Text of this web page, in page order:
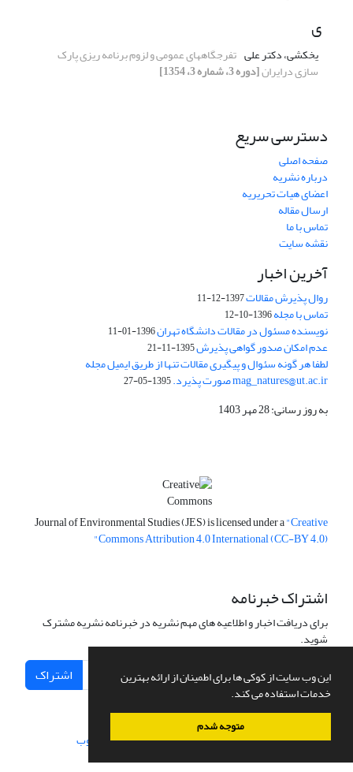
این وب سایت از کوکی ها برای اطمینان از ارائه بهترین
خدمات استفاده می کند.
متوجه شدم
ی
یخکشی، دکتر علی تفرجگاههای عمومی و لزوم برنامه ریزی پارک
سازی درایران[دوره 3، شماره 3، 1354]
دسترسی سریع
صفحه اصلی
درباره نشریه
اعضای هیات تحریریه
ارسال مقاله
تماس با ما
نقشه سایت
آخرین اخبار
روال پذیرش مقالات1397-12-11
تماس با مجله1396-10-12
نویسنده مسئول در مقالات دانشگاه تهران1396-01-11
عدم امکان صدور گواهی پذیرش1395-11-21
لطفا هر گونه سئوال و پیگیری مقالات تنها از طریق ایمیل مجله
mag_natures@ut.ac.ir صورت پذیرد. 1395-05-27
به روز رسانی: 28 مهر 1403
Journal of Environmental Studies (JES) is licensed under a"Creative
Commons Attribution 4.0 International (CC-BY 4.0)"
اشتراک خبرنامه
برای دریافت اخبار و اطلاعیه های مهم نشریه در خبرنامه نشریه مشترک
شوید.
اشتراک
سامانه مدیریت نشریات علمی.طراحی و پیاده سازی از سیناوب